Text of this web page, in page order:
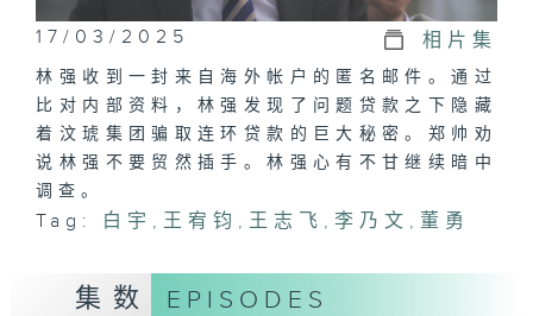
17/03/2025 相片集
林强收到一封来自海外帐户的匿名邮件。通过
比对内部资料，林强发现了问题贷款之下隐藏
着汶琥集团骗取连环贷款的巨大秘密。郑帅劝
说林强不要贸然插手。林强心有不甘继续暗中
调查。
Tag: 白宇 , 王宥​​钧 , 王志飞 ,李乃文 , 董勇
集数 EPISODES